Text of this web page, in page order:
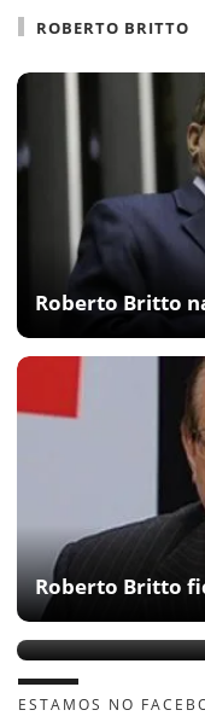
ROBERTO BRITTO
Roberto Britto
Roberto Britto
Gráfica
ESTAMOS NO